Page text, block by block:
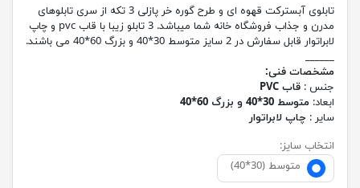
تابلوی آبسترکت قهوه ای و طرح گوره خر پازلی 3 تکه از سری تابلوهای
مدرن و جذاب فروشگاه خانه شما میباشد. 3 تابلو زیبا با قاب pvc و چاپ
لابراتوار قابل سفارش در 2 سایز متوسط 30*40 و بزرگ 60*40 می باشند.
______
مشخصات فنی:
جنس : قاب PVC
ابعاد: متوسط 30*40 و بزرگ 60*40
سایر : چاپ لابراتوار
انتخاب سایز:
متوسط (30*40)